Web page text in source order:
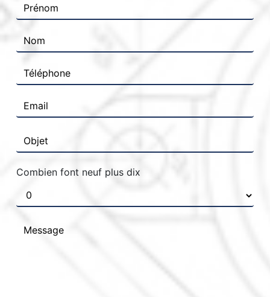
Combien font neuf plus dix